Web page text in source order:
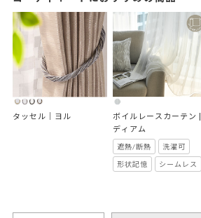
タッセル｜ヨル
ボイルレースカーテン |
ディアム
遮熱/断熱 洗濯可
形状記憶 シームレス